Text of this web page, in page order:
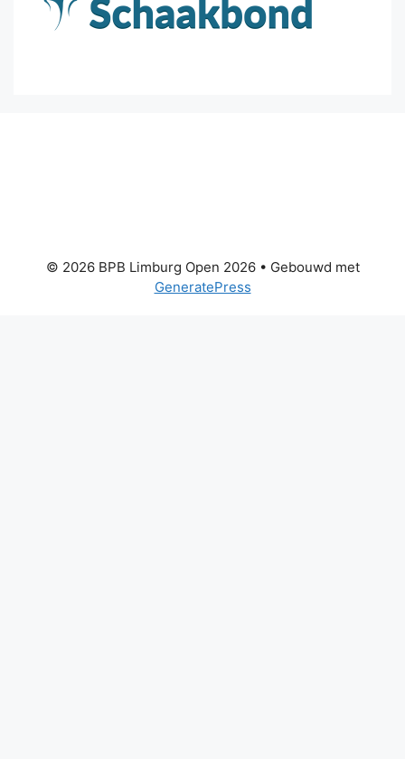
© 2026 BPB Limburg Open 2026• Gebouwd met
GeneratePress